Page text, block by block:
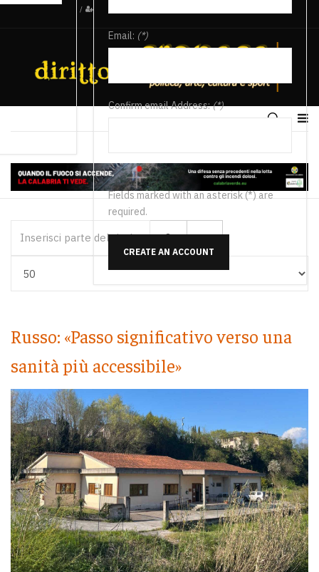
/
Email: (*)
Confirm email Address:(*)
Fields marked with an asterisk (*) are
required.
CREATE AN ACCOUNT
Russo: «Passo significativo verso una
sanità più accessibile»